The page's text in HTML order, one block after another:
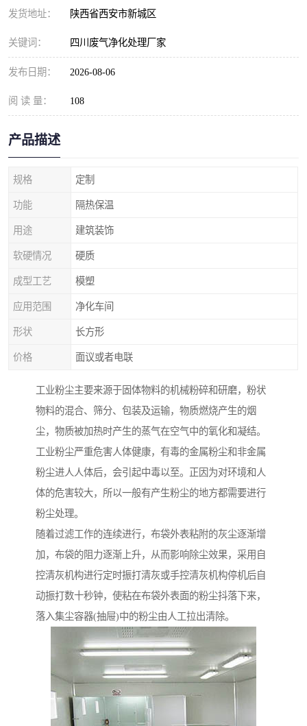
发货地址： 陕西省西安市新城区
关键词： 四川废气净化处理厂家
发布日期： 2026-08-06
阅 读 量： 108
产品描述
规格 定制
功能 隔热保温
用途 建筑装饰
软硬情况 硬质
成型工艺 模塑
应用范围 净化车间
形状 长方形
价格 面议或者电联
工业粉尘主要来源于固体物料的机械粉碎和研磨，粉状
物料的混合、筛分、包装及运输，物质燃烧产生的烟
尘，物质被加热时产生的蒸气在空气中的氧化和凝结。
工业粉尘严重危害人体健康，有毒的金属粉尘和非金属
粉尘进人人体后，会引起中毒以至。正因为对环境和人
体的危害较大，所以一般有产生粉尘的地方都需要进行
粉尘处理。
随着过滤工作的连续进行，布袋外表粘附的灰尘逐渐增
加，布袋的阻力逐渐上升，从而影响除尘效果，采用自
控清灰机构进行定时振打清灰或手控清灰机构停机后自
动振打数十秒钟，使粘在布袋外表面的粉尘抖落下来，
落入集尘容器(抽屉)中的粉尘由人工拉出清除。